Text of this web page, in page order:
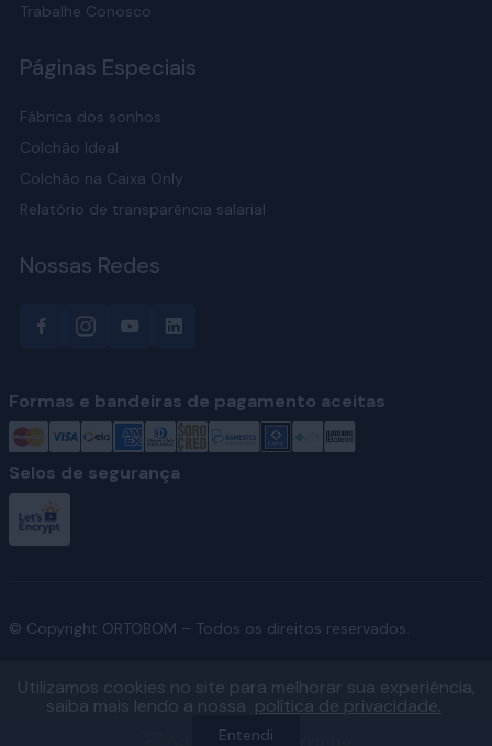
Adicionar ao carrinho
Trabalhe Conosco
Páginas Especiais
Fábrica dos sonhos
Colchão Ideal
Colchão na Caixa Only
Relatório de transparência salarial
Nossas Redes
Formas e bandeiras de pagamento aceitas
Selos de segurança
© Copyright ORTOBOM – Todos os direitos reservados.
Ver fábricas e regiões atendidas
Utilizamos cookies no site para melhorar sua experiência,
saiba mais lendo a nossa política de privacidade.
Entendi